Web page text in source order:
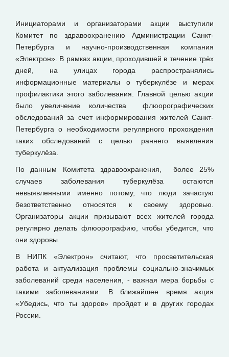
Инициаторами и организаторами акции выступили
Комитет по здравоохранению Администрации Санкт-
Петербурга и научно-производственная компания
«Электрон». В рамках акции, проходившей в течение трёх
дней, на улицах города распространялись
информационные материалы о туберкулёзе и мерах
профилактики этого заболевания. Главной целью акции
было увеличение количества флюорографических
обследований за счет информирования жителей Санкт-
Петербурга о необходимости регулярного прохождения
таких обследований с целью раннего выявления
туберкулёза.
По данным Комитета здравоохранения, более 25%
случаев заболевания туберкулёза остаются
невыявленными именно потому, что люди зачастую
безответственно относятся к своему здоровью.
Организаторы акции призывают всех жителей города
регулярно делать флюорографию, чтобы убедится, что
они здоровы.
В НИПК «Электрон» считают, что просветительская
работа и актуализация проблемы социально-значимых
заболеваний среди населения, - важная мера борьбы с
такими заболеваниями. В ближайшее время акция
«Убедись, что ты здоров» пройдет и в других городах
России.